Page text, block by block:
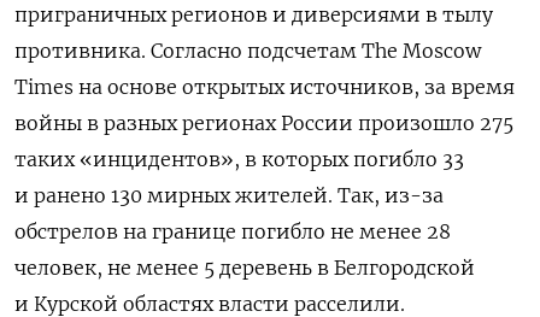
приграничных регионов и диверсиями в тылу
противника. Согласно подсчетам The Moscow
Times на основе открытых источников, за время
войны в разных регионах России произошло 275
таких «инцидентов», в которых погибло 33
и ранено 130 мирных жителей. Так, из-за
обстрелов на границе погибло не менее 28
человек, не менее 5 деревень в Белгородской
и Курской областях власти расселили.